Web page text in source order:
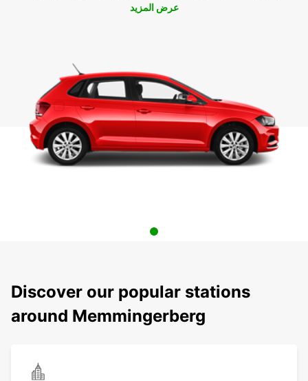
عرض المزيد
Discover our popular stations
around Memmingerberg